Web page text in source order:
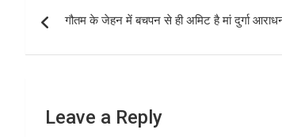
o
d
navigation
गौतम के जेहन में बचपन से ही अमिट है मां दुर्गा
Leave a Reply